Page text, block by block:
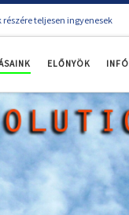
teljesen ingyenesek
ELŐNYÖK INFÓ